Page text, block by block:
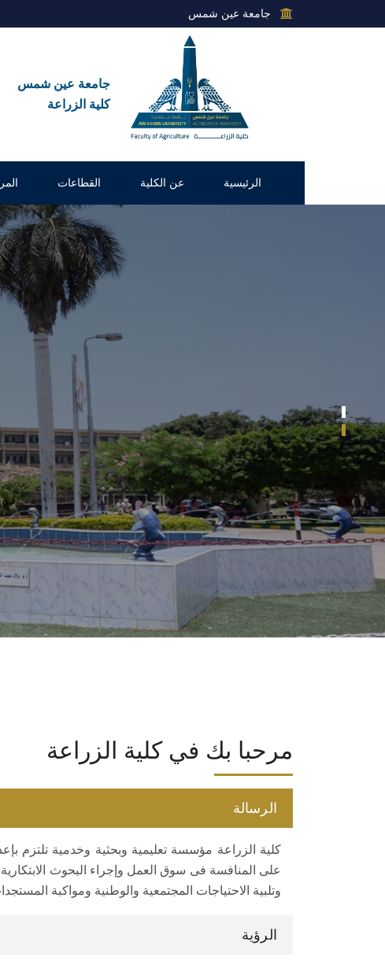
جامعة عين شمس
جامعة عين شمس
كلية الزراعة
الرئيسية عن الكلية القطاعات
مرحبا بك في كلية الزراعة
الرسالة
كلية الزراعة مؤسسة تعليمية وبحثية وخدمية تلتزم
على المنافسة فى سوق العمل وإجراء البحوث
وتلبية الاحتياجات المجتمعية والوطنية ومواكبة
الرؤية